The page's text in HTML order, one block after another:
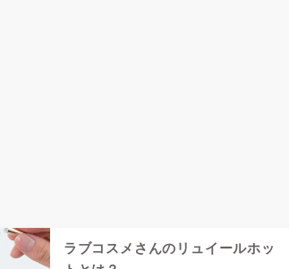
ラブコスメさんのリュイールホッ